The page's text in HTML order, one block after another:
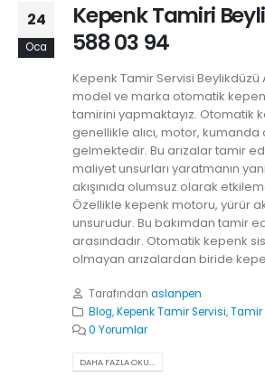
24
Oca
Kepenk Tamiri
588 03 94
Kepenk Tamir Servisi
model ve marka otomatik
tamirini yapmaktayız. Otomatik
genellikle alıcı, motor, kumanda
gelmektedir. Bu arızalar tamir
maliyet unsurları yaratmanın
akışınıda olumsuz olarak
Özellikle kepenk motoru, yürür
unsurudur. Bu bakımdan tamir
arasındadır. Otomatik kepenk
olmayan arızalardan biride
Tarafından aslanpen
Blog,Kepenk Tamir Servisi,Tamir
0 Yorumlar
DAHA FAZLA OKU...